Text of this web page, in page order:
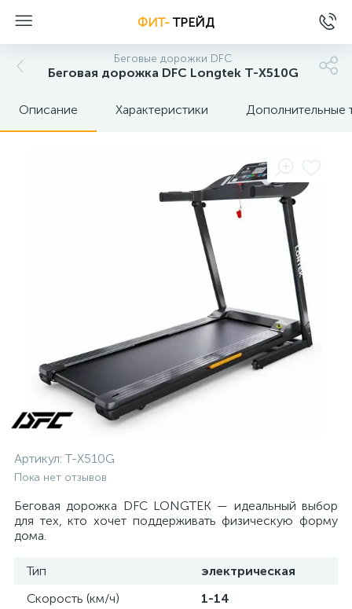
ФИТ-ТРЕЙД
Беговые дорожки DFC
Беговая дорожка DFC Longtek T-X510G
Описание Характеристики Дополнительные
Артикул:T-X510G
Пока нет отзывов
Беговая дорожка DFC LONGTEK — идеальный выбор
для тех, кто хочет поддерживать физическую форму
дома.
Тип
электрическая
Скорость (км/ч)
1-14